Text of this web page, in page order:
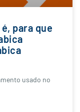
para que
usado no